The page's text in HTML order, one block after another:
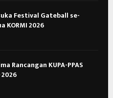
Festival Gateball se-
KORMI 2026
Rancangan KUPA-PPAS